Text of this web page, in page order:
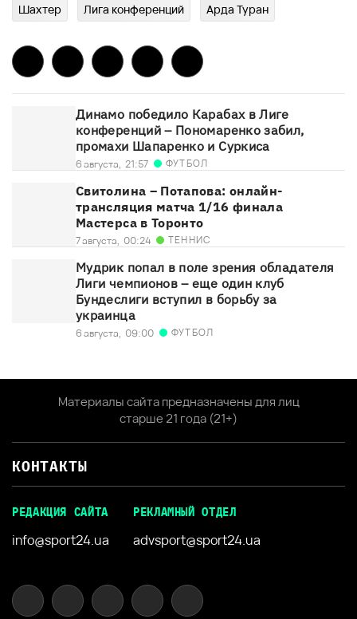
Шахтер Лига конференций Арда Туран
Динамо победило Карабах в Лиге
конференций – Пономаренко забил,
промахи Шапаренко и Суркиса
6 августа, 21:57 ФУТБОЛ
Свитолина – Потапова: онлайн-
трансляция матча 1/16 финала
Мастерса в Торонто
7 августа, 00:24 ТЕННИС
Мудрик попал в поле зрения обладателя
Лиги чемпионов – еще один клуб
Бундеслиги вступил в борьбу за
украинца
6 августа, 09:00 ФУТБОЛ
Материалы сайта предназначены для лиц
старше 21 года (21+)
КОНТАКТЫ
РЕДАКЦИЯ САЙТА
info@sport24.ua
РЕКЛАМНЫЙ ОТДЕЛ
advsport@sport24.ua